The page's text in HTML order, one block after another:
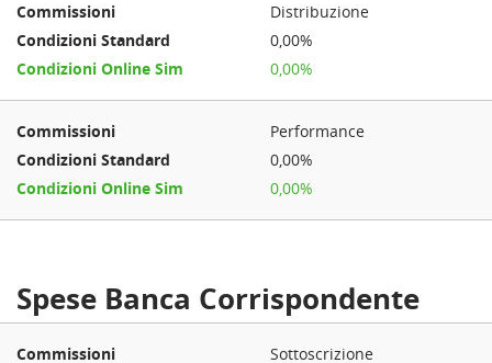
Distribuzione
0,00%
0,00%
Performance
0,00%
0,00%
Spese Banca Corrispondente
Sottoscrizione